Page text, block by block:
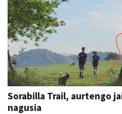
Sorabilla Trail, aurtengo
nagusia